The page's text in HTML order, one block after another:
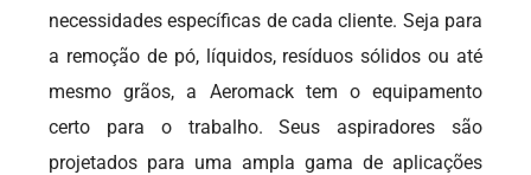
necessidades específicas de cada cliente. Seja para
a remoção de pó, líquidos, resíduos sólidos ou até
mesmo grãos, a Aeromack tem o equipamento
certo para o trabalho. Seus aspiradores são
projetados para uma ampla gama de aplicações